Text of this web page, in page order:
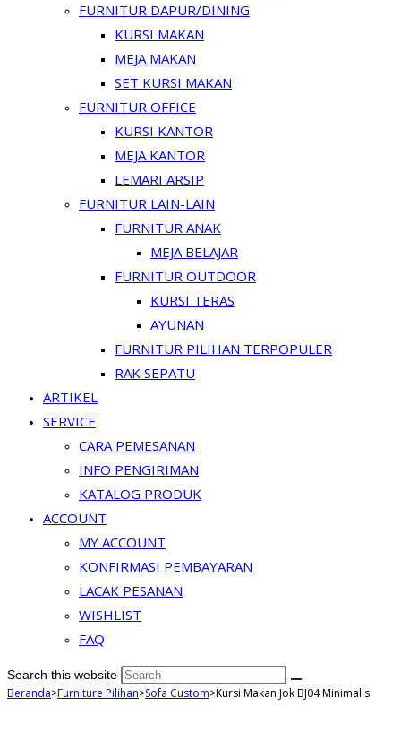
FURNITUR DAPUR/DINING
KURSI MAKAN
MEJA MAKAN
SET KURSI MAKAN
FURNITUR OFFICE
KURSI KANTOR
MEJA KANTOR
LEMARI ARSIP
FURNITUR LAIN-LAIN
FURNITUR ANAK
MEJA BELAJAR
FURNITUR OUTDOOR
KURSI TERAS
AYUNAN
FURNITUR PILIHAN TERPOPULER
RAK SEPATU
ARTIKEL
SERVICE
CARA PEMESANAN
INFO PENGIRIMAN
KATALOG PRODUK
ACCOUNT
MY ACCOUNT
KONFIRMASI PEMBAYARAN
LACAK PESANAN
WISHLIST
FAQ
Search this website
Beranda>Furniture Pilihan>Sofa Custom>Kursi Makan Jok BJ04 Minimalis